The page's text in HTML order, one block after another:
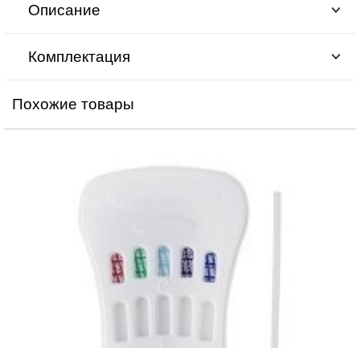
Описание
Комплектация
Похожие товары